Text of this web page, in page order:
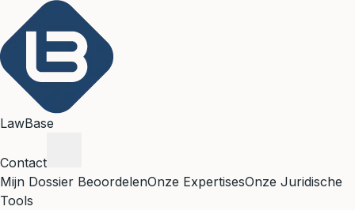
LawBase
Contact
Mijn Dossier BeoordelenOnze ExpertisesOnze Juridische
Tools